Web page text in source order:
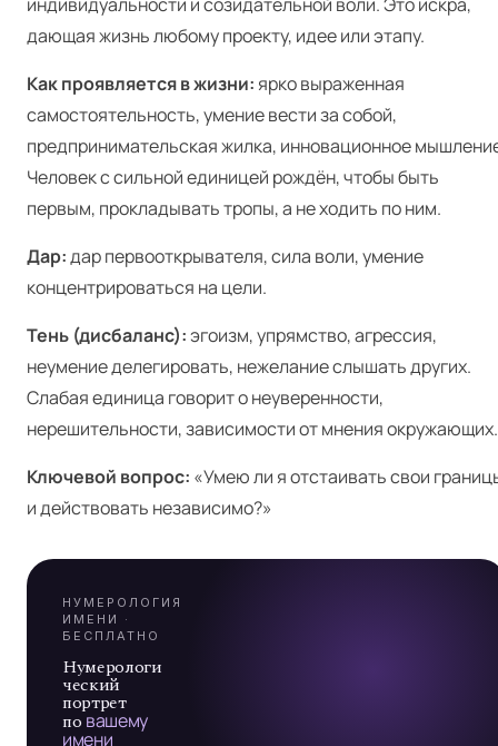
дающая жизнь любому проекту, идее или этапу.
Как проявляется в жизни: ярко выраженная
самостоятельность, умение вести за собой,
предпринимательская жилка, инновационное
Человек с сильной единицей рождён, чтобы быть
первым, прокладывать тропы, а не ходить по ним.
Дар:дар первооткрывателя, сила воли, умение
концентрироваться на цели.
Тень (дисбаланс):эгоизм, упрямство, агрессия,
неумение делегировать, нежелание слышать других.
Слабая единица говорит о неуверенности,
нерешительности, зависимости от мнения окружающих.
Ключевой вопрос: «Умею ли я отстаивать свои
и действовать независимо?»
А
7
НУМЕРОЛОГИЯ
ИМЕНИ ·
БЕСПЛАТНО
Нумерологи
ческий
портрет
по вашему
имени